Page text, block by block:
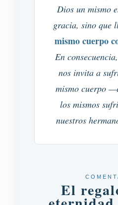
Dios un mismo
gracia, sino que
mismo cuerpo
En
nos invita a
mismo cuerpo
los mismos
nuestros
El